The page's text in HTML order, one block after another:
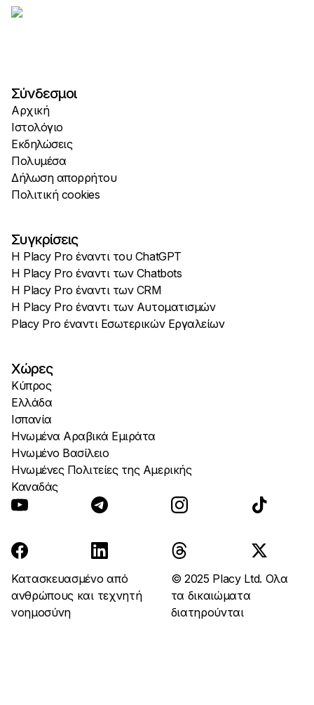
Σύνδεσμοι
Αρχική
Ιστολόγιο
Εκδηλώσεις
Πολυμέσα
Δήλωση απορρήτου
Πολιτική cookies
Συγκρίσεις
Η Placy Pro έναντι του ChatGPT
Η Placy Pro έναντι των Chatbots
Η Placy Pro έναντι των CRM
Η Placy Pro έναντι των Αυτοματισμών
Placy Pro έναντι Εσωτερικών Εργαλείων
Χώρες
Κύπρος
Ελλάδα
Ισπανία
Ηνωμένα Αραβικά Εμιράτα
Ηνωμένο Βασίλειο
Ηνωμένες Πολιτείες της Αμερικής
Καναδάς
Κατασκευασμένο από
ανθρώπους και τεχνητή
νοημοσύνη
© 2025 Placy Ltd. Ολα
τα δικαιώματα
διατηρούνται